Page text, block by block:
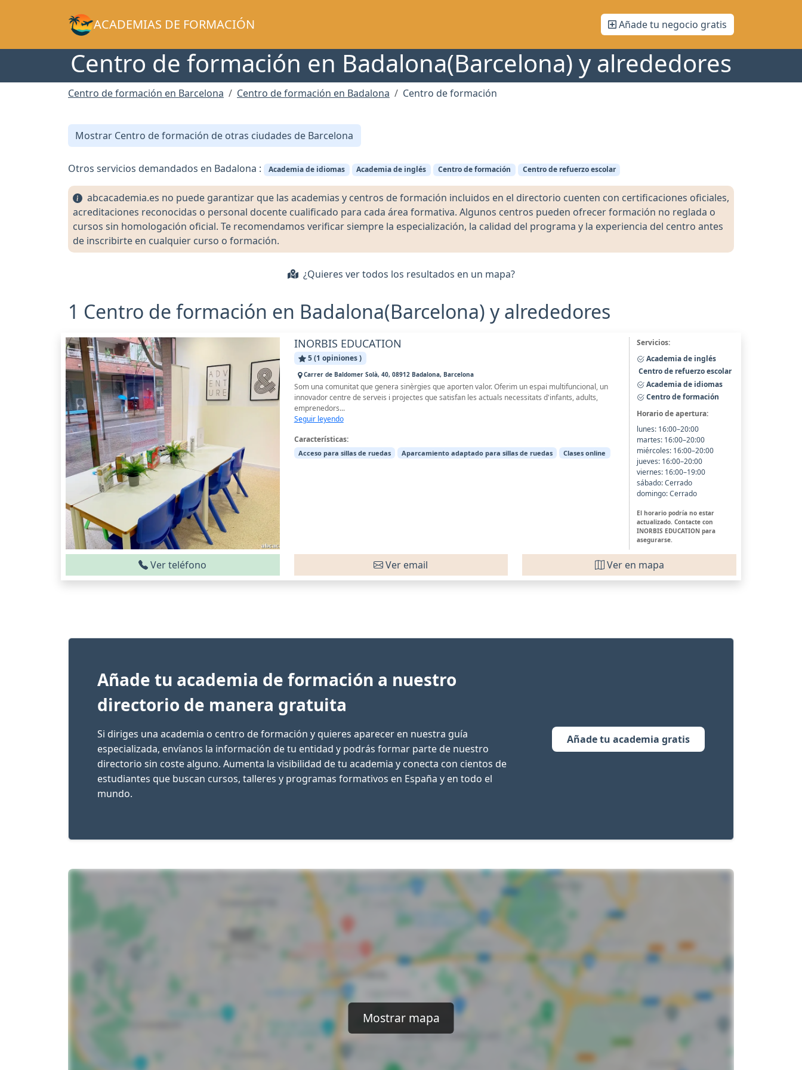
ACADEMIAS DE FORMACIÓN Añade tu negocio gratis
Centro de formación en Badalona(Barcelona) y alrededores
Centro de formación en Barcelona Centro de formación en Badalona Centro de formación
Mostrar Centro de formación de otras ciudades de Barcelona
Otros servicios demandados en Badalona : Academia de idiomas Academia de inglés Centro de formación Centro de refuerzo escolar
abcacademia.es no puede garantizar que las academias y centros de formación incluidos en el directorio cuenten con certificaciones oficiales,
acreditaciones reconocidas o personal docente cualificado para cada área formativa. Algunos centros pueden ofrecer formación no reglada o
cursos sin homologación oficial. Te recomendamos verificar siempre la especialización, la calidad del programa y la experiencia del centro antes
de inscribirte en cualquier curso o formación.
¿Quieres ver todos los resultados en un mapa?
1 Centro de formación en Badalona(Barcelona) y alrededores
INORBIS EDUCATION
5 (1 opiniones )
Carrer de Baldomer Solà, 40, 08912 Badalona, Barcelona
Som una comunitat que genera sinèrgies que aporten valor. Oferim un espai multifuncional, un
innovador centre de serveis i projectes que satisfan les actuals necessitats d'infants, adults,
emprenedors...
Seguir leyendo
Características:
Acceso para sillas de ruedas Aparcamiento adaptado para sillas de ruedas Clases online
Servicios:
Academia de inglés
Centro de refuerzo escolar
Academia de idiomas
Centro de formación
Horario de apertura:
lunes: 16:00–20:00
martes: 16:00–20:00
miércoles: 16:00–20:00
jueves: 16:00–20:00
viernes: 16:00–19:00
sábado: Cerrado
domingo: Cerrado
El horario podría no estar
actualizado. Contacte con
INORBIS EDUCATION para
asegurarse.
Ver teléfono Ver email Ver en mapa
Añade tu academia de formación a nuestro
directorio de manera gratuita
Si diriges una academia o centro de formación y quieres aparecer en nuestra guía
especializada, envíanos la información de tu entidad y podrás formar parte de nuestro
directorio sin coste alguno. Aumenta la visibilidad de tu academia y conecta con cientos de
estudiantes que buscan cursos, talleres y programas formativos en España y en todo el
mundo.
Añade tu academia gratis
Mostrar mapa